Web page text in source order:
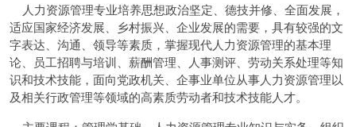
人力资源管理专业培养思想政治坚定、德技并修、全面发展，
适应国家经济发展、乡村振兴、企业发展的需要，具有较强的文
字表达、沟通、领导等素质，掌握现代人力资源管理的基本理
论、员工招聘与培训、薪酬管理、人事测评、劳动关系处理等知
识和技术技能，面向党政机关、企事业单位从事人力资源管理以
及相关行政管理等领域的高素质劳动者和技术技能人才。